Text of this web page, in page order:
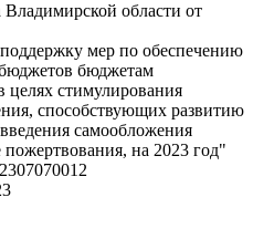
области от
мер по обеспечению
бюджетам
стимулирования
способствующих развитию
самообложения
на 2023 год"